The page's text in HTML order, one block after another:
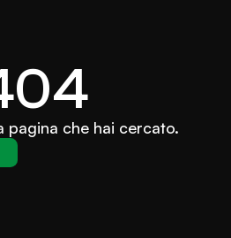
pagina che hai cercato.